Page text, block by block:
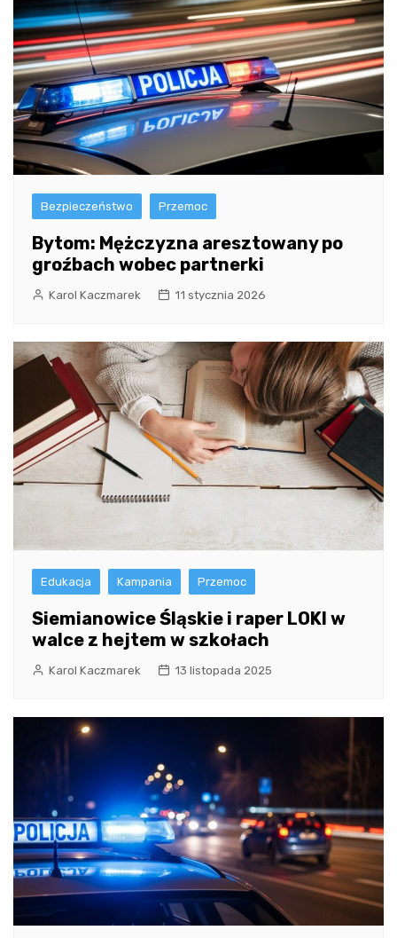
Bezpieczeństwo Przemoc
Bytom: Mężczyzna aresztowany po
groźbach wobec partnerki
Karol Kaczmarek 11 stycznia 2026
Edukacja Kampania Przemoc
Siemianowice Śląskie i raper LOKI w
walce z hejtem w szkołach
Karol Kaczmarek 13 listopada 2025